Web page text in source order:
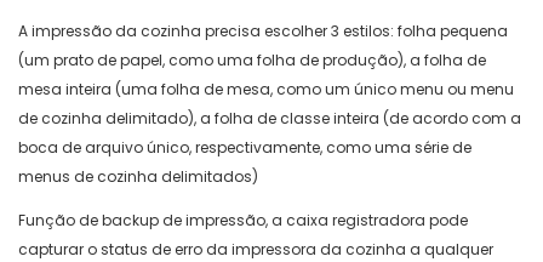
A impressão da cozinha precisa escolher 3 estilos: folha pequena
(um prato de papel, como uma folha de produção), a folha de
mesa inteira (uma folha de mesa, como um único menu ou menu
de cozinha delimitado), a folha de classe inteira (de acordo com a
boca de arquivo único, respectivamente, como uma série de
menus de cozinha delimitados)
Função de backup de impressão, a caixa registradora pode
capturar o status de erro da impressora da cozinha a qualquer